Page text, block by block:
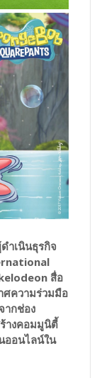
ำเนินธุรกิจ
สื่อ
ศความร่วมมือ
ากช่อง
างคอมมูนิตี้
ออนไลน์ใน